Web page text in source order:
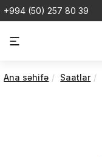
+994 (50) 257 80 39
Ana səhifə Saatlar